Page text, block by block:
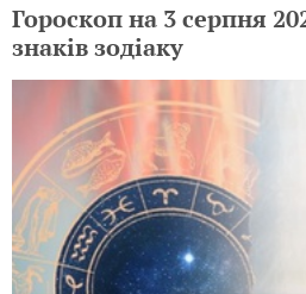
Гороскоп на 3 серпня
знаків зодіаку